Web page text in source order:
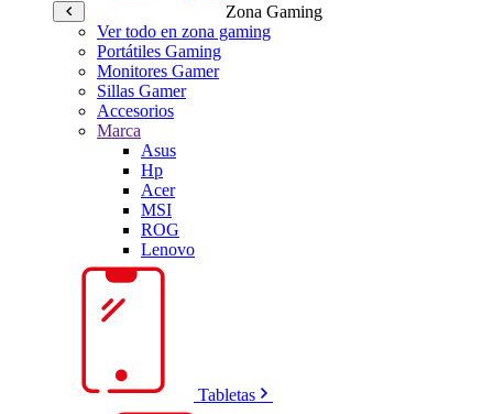
Zona Gaming
Ver todo en zona gaming
Portátiles Gaming
Monitores Gamer
Sillas Gamer
Accesorios
Marca
Asus
Hp
Acer
MSI
ROG
Lenovo
Tabletas